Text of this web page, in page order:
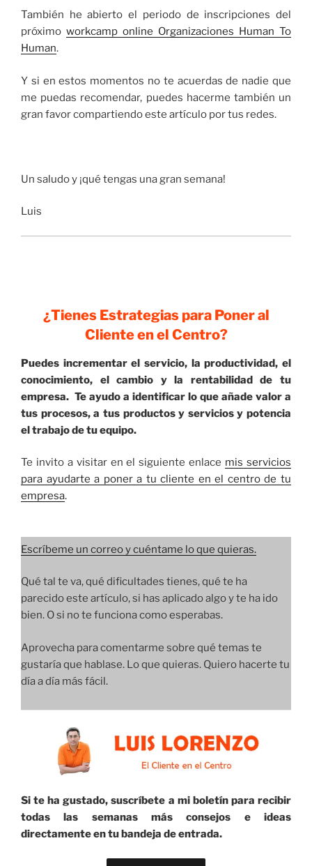
También he abierto el periodo de inscripciones del
próximo workcamp online Organizaciones Human To
Human.
Y si en estos momentos no te acuerdas de nadie que
me puedas recomendar, puedes hacerme también un
gran favor compartiendo este artículo por tus redes.
Un saludo y ¡qué tengas una gran semana!
Luis
¿Tienes Estrategias para Poner al
Cliente en el Centro?
Puedes incrementar el servicio, la productividad, el
conocimiento, el cambio y la rentabilidad de tu
empresa. Te ayudo a identificar lo que añade valor a
tus procesos, a tus productos y servicios y potencia
el trabajo de tu equipo.
Te invito a visitar en el siguiente enlace mis servicios
para ayudarte a poner a tu cliente en el centro de tu
empresa.
Escríbeme un correo y cuéntame lo que quieras.
Qué tal te va, qué dificultades tienes, qué te ha
parecido este artículo, si has aplicado algo y te ha ido
bien. O si no te funciona como esperabas.
Aprovecha para comentarme sobre qué temas te
gustaría que hablase. Lo que quieras. Quiero hacerte tu
día a día más fácil.
Si te ha gustado, suscríbete a mi boletín para recibir
todas las semanas más consejos e ideas
directamente en tu bandeja de entrada.